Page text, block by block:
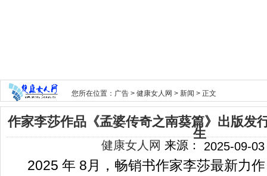
您所在位置： 广告 > 健康女人网 > 新闻 > 正文
作家李莎作品《孟婆传奇之南葵篇》出版发
生
健康女人网 来源： 2025-09-
2025 年 8月，畅销书作家李莎最新力